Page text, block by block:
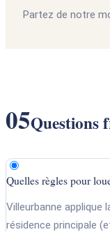
Partez de notre
05Questions
Quelles règles pour
Villeurbanne
résidence principale